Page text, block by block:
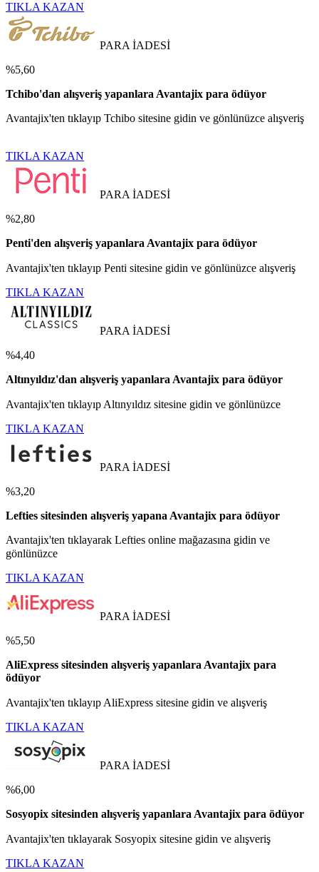
TIKLA KAZAN
PARA İADESİ
%5,60
Tchibo'dan alışveriş yapanlara Avantajix para ödüyor
Avantajix'ten tıklayıp Tchibo sitesine gidin ve gönlünüzce alışveriş
TIKLA KAZAN
PARA İADESİ
%2,80
Penti'den alışveriş yapanlara Avantajix para ödüyor
Avantajix'ten tıklayıp Penti sitesine gidin ve gönlünüzce alışveriş
TIKLA KAZAN
PARA İADESİ
%4,40
Altınyıldız'dan alışveriş yapanlara Avantajix para ödüyor
Avantajix'ten tıklayıp Altınyıldız sitesine gidin ve gönlünüzce
TIKLA KAZAN
PARA İADESİ
%3,20
Lefties sitesinden alışveriş yapana Avantajix para ödüyor
Avantajix'ten tıklayarak Lefties online mağazasına gidin ve
gönlünüzce
TIKLA KAZAN
PARA İADESİ
%5,50
AliExpress sitesinden alışveriş yapanlara Avantajix para
ödüyor
Avantajix'ten tıklayıp AliExpress sitesine gidin ve alışveriş
TIKLA KAZAN
PARA İADESİ
%6,00
Sosyopix sitesinden alışveriş yapanlara Avantajix para ödüyor
Avantajix'ten tıklayarak Sosyopix sitesine gidin ve alışveriş
TIKLA KAZAN